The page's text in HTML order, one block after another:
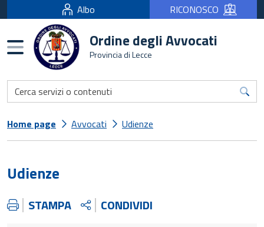
Albo RICONOSCO
Burger menu Ordine degli Avvocati
Provincia di Lecce
Home page Avvocati Udienze
Udienze
STAMPA
CONDIVIDI